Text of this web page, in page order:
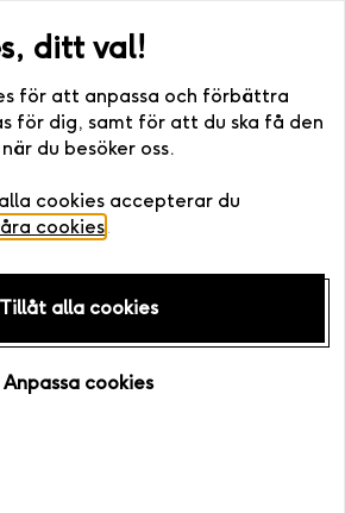
ditt val!
för att anpassa och förbättra
för dig, samt för att du ska få den
du besöker oss.
cookies accepterar du
cookies.
Tillåt alla cookies
Anpassa cookies